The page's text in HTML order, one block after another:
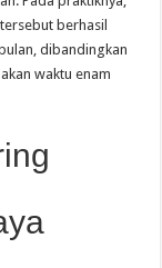
berhasil
dibandingkan
waktu enam